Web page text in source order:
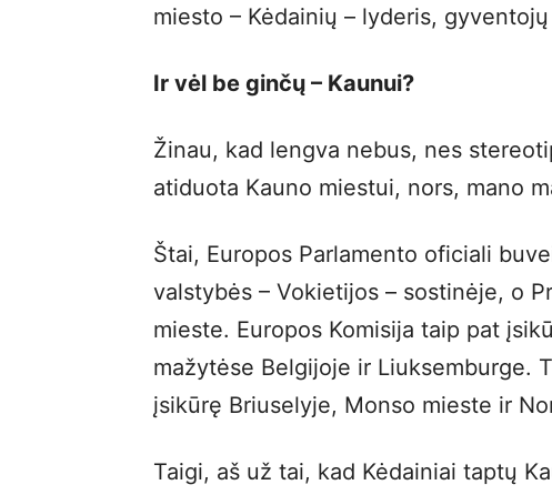
miesto – Kėdainių – lyderis,
Ir vėl be ginčų – Kaunui?
Žinau, kad lengva nebus, nes
atiduota Kauno miestui, nors, mano
Štai, Europos Parlamento oficiali
valstybės – Vokietijos – sostinėje, o
mieste. Europos Komisija taip pat
mažytėse Belgijoje ir Liuksemburge.
įsikūrę Briuselyje, Monso mieste ir
Taigi, aš už tai, kad Kėdainiai taptų